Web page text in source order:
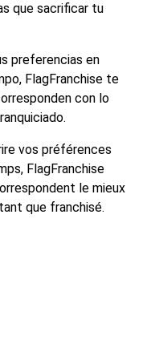
que sacrificar tu
preferencias en
FlagFranchise te
con lo
vos préférences
FlagFranchise
le mieux
que franchisé.